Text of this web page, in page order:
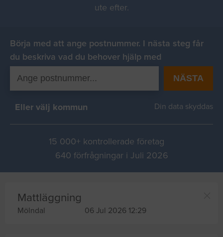
ute efter.
Börja med att ange postnummer. I nästa steg får
du beskriva vad du behover hjälp med
NÄSTA
Eller välj kommun Din data skyddas
15 000+ kontrollerade företag
640 förfrågningar i Juli 2026
Mattläggning
Mölndal 06 Jul 2026 12:29